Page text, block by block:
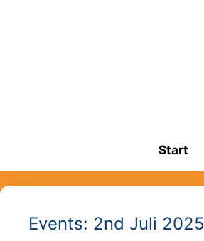
Start
Events: 2nd Juli 2025